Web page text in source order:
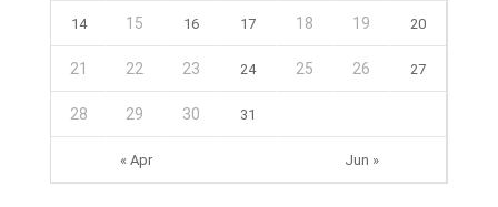
« Apr Jun »
14 15 16 17 18 19 20
21 22 23 24 25 26 27
28 29 30 31